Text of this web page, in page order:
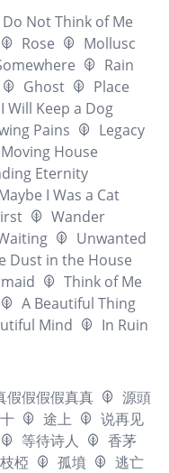
Do Not Think of Me
Rose
Mollusc
Rain
Ghost
Place
I Will Keep a Dog
Pains
Legacy
Moving House
Eternity
I Was a Cat
Wander
Unwanted
Dust in the House
Think of Me
A Beautiful Thing
Mind In Ruin
假假假假真真
源頭
途上
说再见
等待诗人
香茅
枝椏 孤墳
逃亡